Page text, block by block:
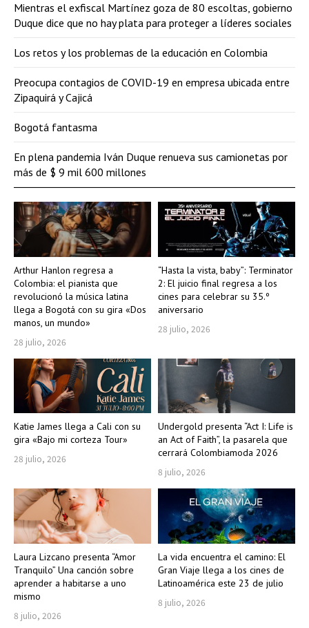
Arthur Hanlon regresa a
Colombia: el pianista que
revolucionó la música latina
llega a Bogotá con su gira «Dos
manos, un mundo»
28 julio, 2026
“Hasta la vista, baby”: Terminator
2: El juicio final regresa a los
cines para celebrar su 35.º
aniversario
28 julio, 2026
Katie James llega a Cali con su
gira «Bajo mi corteza Tour»
28 julio, 2026
Undergold presenta “Act I: Life is
an Act of Faith”, la pasarela que
cerrará Colombiamoda 2026
8 julio, 2026
Laura Lizcano presenta “Amor
Tranquilo” Una canción sobre
aprender a habitarse a uno
mismo
8 julio, 2026
La vida encuentra el camino: El
Gran Viaje llega a los cines de
Latinoamérica este 23 de julio
8 julio, 2026
Mientras el exfiscal Martínez goza de 80 escoltas, gobierno
Duque dice que no hay plata para proteger a líderes sociales
Los retos y los problemas de la educación en Colombia
Preocupa contagios de COVID-19 en empresa ubicada entre
Zipaquirá y Cajicá
Bogotá fantasma
En plena pandemia Iván Duque renueva sus camionetas por
más de $ 9 mil 600 millones